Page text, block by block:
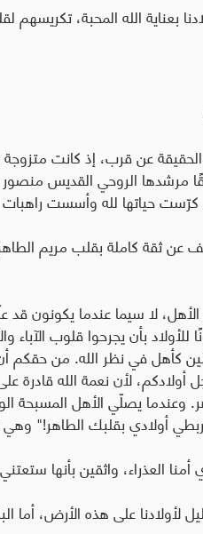
بعناية الله المحبة،
عن قرب، إذ كانت
مرشدها الروحي القديس
كرّست حياتها لله وأسست راهبات
عن ثقة كاملة بقلب مريم
الأهل، لا سيما عندما يكونون
للأولاد بأن يجرحوا قلوب الآباء
كأهل في نظر الله. من حقكم
أولادكم، لأن نعمة الله
. وعندما يصلّي الأهل المسبحة
أولادي بقلبك الطاهر!"
أمنا العذراء، واثقين بأنها
على هذه الأرض، أما